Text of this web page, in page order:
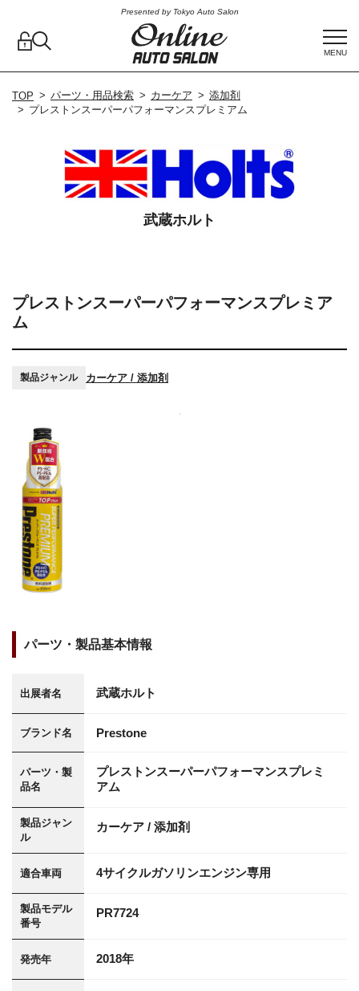
Presented by Tokyo Auto Salon
MENU
TOP パーツ・用品検索 カーケア
添加剤
プレストンスーパーパフォーマンスプレミアム
プレストンスーパーパフォーマンスプレミア
ム
製品ジャンル カーケア / 添加剤
パーツ・製品基本情報
出展者名 武蔵ホルト
ブランド名 Prestone
パーツ・製
品名
プレストンスーパーパフォーマンスプレミ
アム
製品ジャン
ル
カーケア / 添加剤
適合車両 4サイクルガソリンエンジン専用
製品モデル
番号
PR7724
発売年 2018年
武蔵ホルト